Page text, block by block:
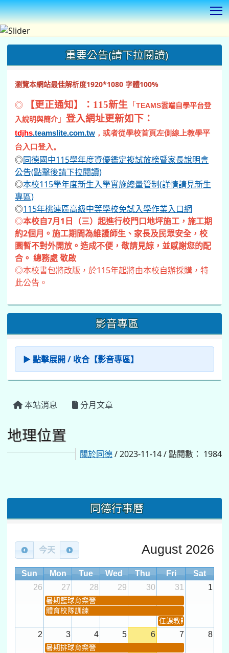
重要公告(請下拉閱讀)
瀏覽本網站最佳解析度1920*1080 字體100%
◎ 【更正通知】：115新生 「 TEAMS雲端自學平台登
入說明與簡介」 登入網址更新如下：
tdjhs.teamslite.com.tw ，或者從學校首頁左側線上教學平
台入口登入。
◎同德國中115學年度資優鑑定複試放榜暨家長說明會
公告(點擊後請下拉閱讀)
◎本校115學年度新生入學實施總量管制(詳情請見新生
專區)
◎115年桃連區高級中等學校免試入學作業入口網
◎本校自7月1日（三）起進行校門口地坪施工，施工期
約2個月。施工期間為維護師生、家長及民眾安全，校
園暫不對外開放。造成不便，敬請見諒，並感謝您的配
合。 總務處 敬啟
◎本校書包將改版，於115年起將由本校自辦採購，特
此公告。
影音專區
▶ 點擊展開 / 收合【影音專區】
本站消息 分月文章
地理位置
關於同德/ 2023-11-14 / 點閱數： 1984
同德行事曆
今天 August 2026
Sun Mon Tue Wed Thu Fri
Sat
26
27 28 29 30 31 1
暑期籃球育樂營
體育校隊訓練
任課教師抽籤
2 3 4 5 6 7 8
暑期排球育樂營